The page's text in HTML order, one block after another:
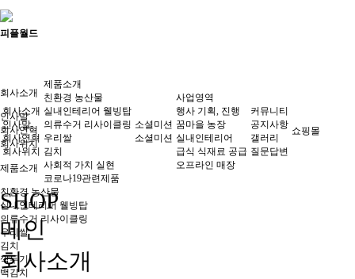
피플월드
회사소개
인사말
회사연혁
회사위치
제품소개
친환경 농산물
실내인테리어 웰빙탑
의류수거 리사이클링
우리쌀
김치
깍두기
백김치
회사소개
인사말
회사연혁
회사위치
제품소개
친환경 농산물
실내인테리어 웰빙탑
의류수거 리사이클링
우리쌀
김치
사회적 가치 실현
코로나19관련제품
소셜미션
소셜미션
사업영역
행사 기획, 진행
꿈마을 농장
실내인테리어
급식 식재료 공급
오프라인 매장
커뮤니티
공지사항
갤러리
질문답변
쇼핑몰
SHOP
메인
회사소개